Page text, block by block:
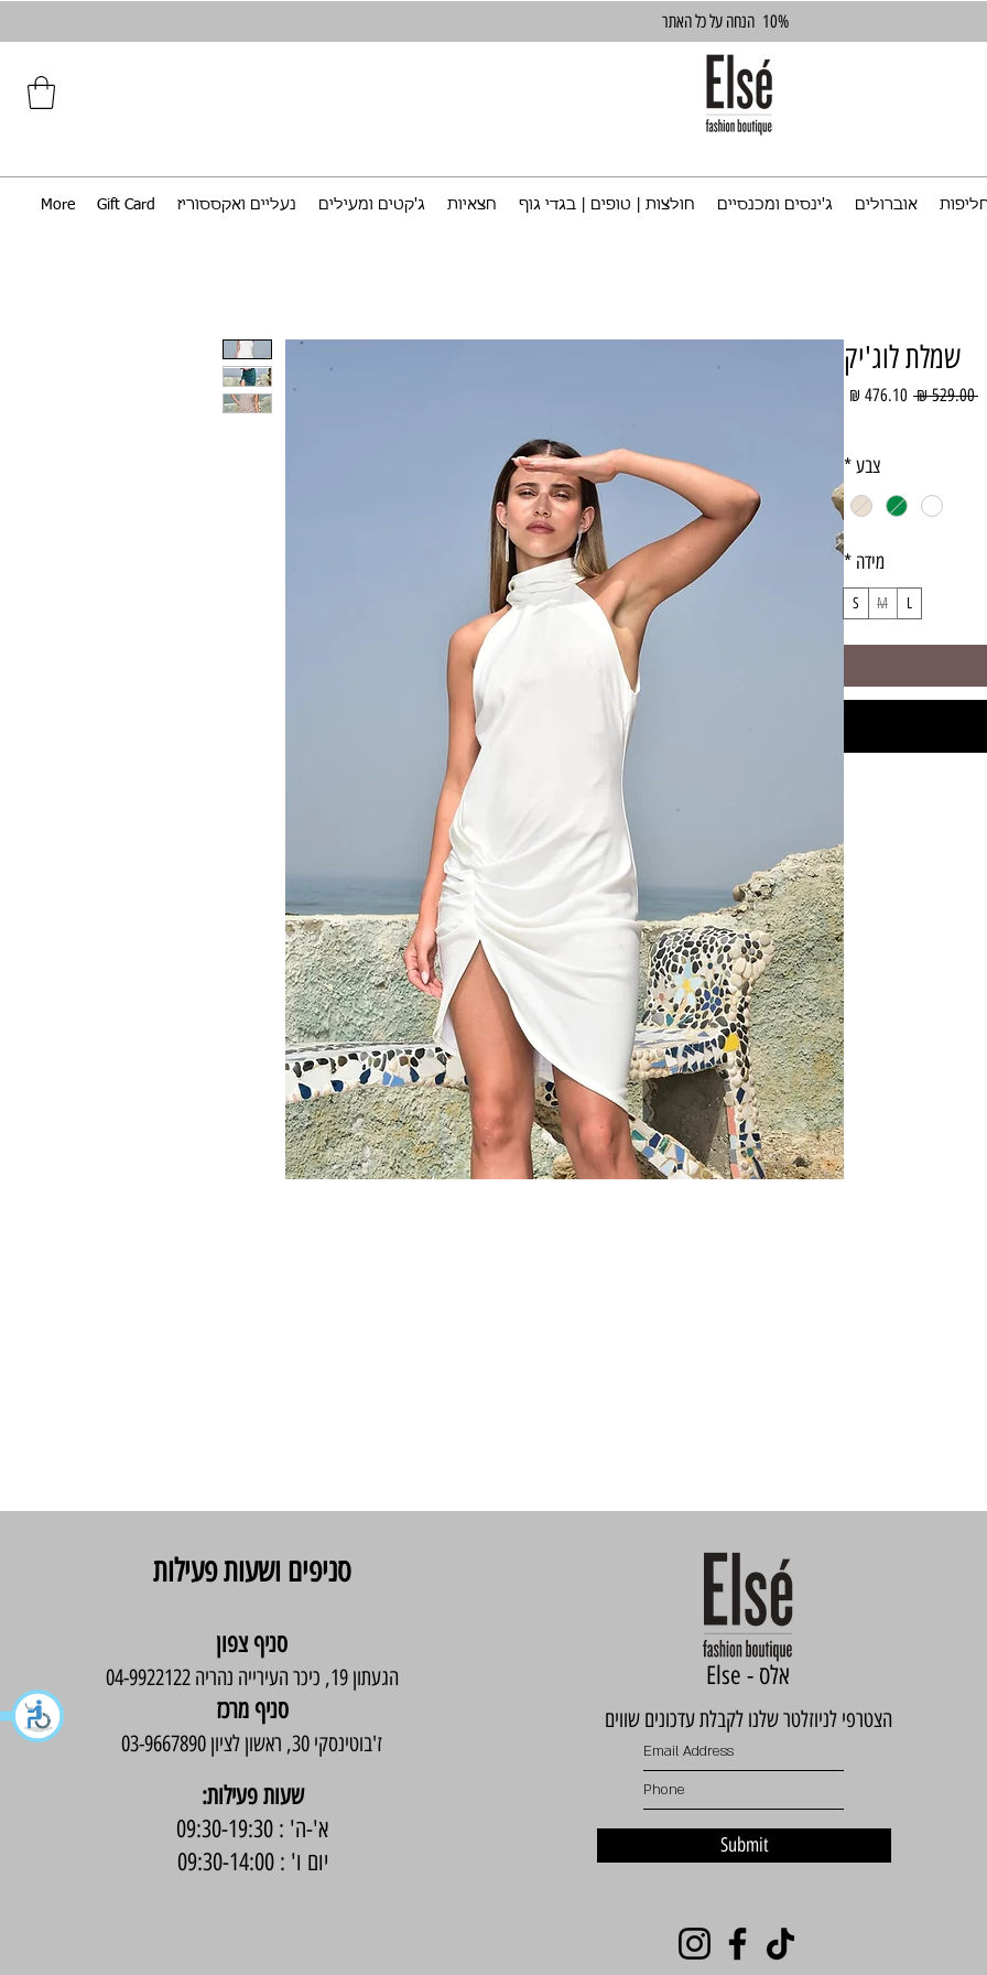
10% הנחה על כל האתר
אוברולים ג'ינסים ומכנסיים חולצות | טופים | בגדי גוף חצאיות ג'קטים ומעילים נעליים ואקססוריז Gift Card
More
שמלת לוג'יק
‏529.00 ‏₪
מחיר
צבע*
מידה *
L
M
S
סניפים ושעות פעילות
סניף צפון
הגעתון 19, כיכר העירייה נהריה 04-9922122
סניף מרכז
ז'בוטינסקי 30, ראשון לציון 03-9667890
:שעות פעילות
א'-ה' : 09:30-19:30
יום ו' : 09:30-14:00
Else - אלס
הצטרפי לניוזלטר שלנו לקבלת עדכונים שווים
Submit